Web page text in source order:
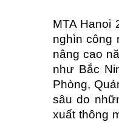
MTA Hanoi
nghìn công
nâng cao
như Bắc
Phòng,
sâu do
xuất thông